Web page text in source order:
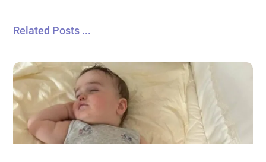
Related Posts ...